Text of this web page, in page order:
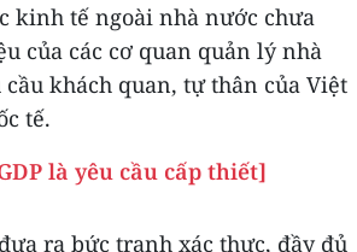
kinh tế ngoài nhà nước chưa
của các cơ quan quản lý nhà
khách quan, tự thân của Việt
tế.
là yêu cầu cấp thiết]
ra bức tranh xác thực, đầy đủ